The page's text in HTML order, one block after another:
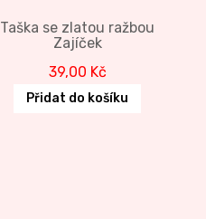
Taška se zlatou ražbou
Zajíček
39,00 Kč
Přidat do košíku